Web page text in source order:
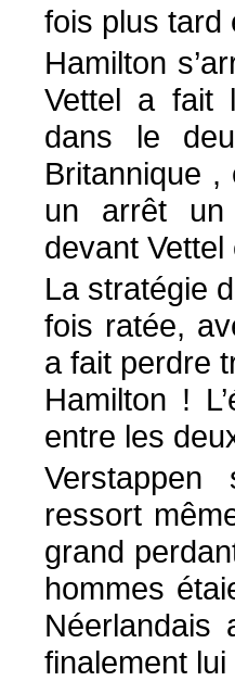
fois plus tard
Hamilton
Vettel a fait
dans le
Britannique
un arrêt
devant
La stratégie
fois ratée,
a fait perdre
Hamilton !
entre les
ressort
grand
hommes
Néerlandais
finalement